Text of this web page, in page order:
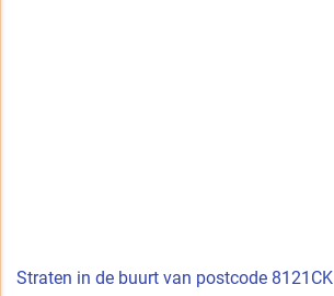
Straten in de buurt van postcode 8121CK